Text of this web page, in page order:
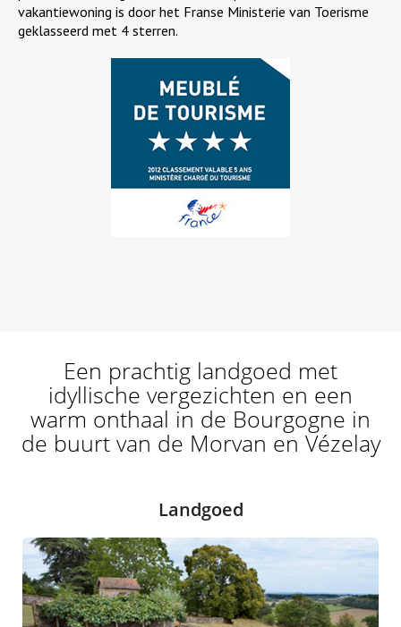
vakantiewoning is door het Franse Ministerie van Toerisme
geklasseerd met 4 sterren.
Een prachtig landgoed met
idyllische vergezichten en een
warm onthaal in de Bourgogne in
de buurt van de Morvan en Vézelay
Landgoed